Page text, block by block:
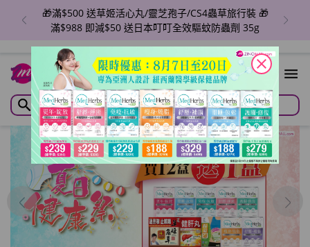
🎁滿$500 送草姬活心丸/靈芝孢子/CS4蟲草旅行裝 🎁
滿$988 即減$50 送日本叮叮全效驅蚊防蟲劑 35g
close